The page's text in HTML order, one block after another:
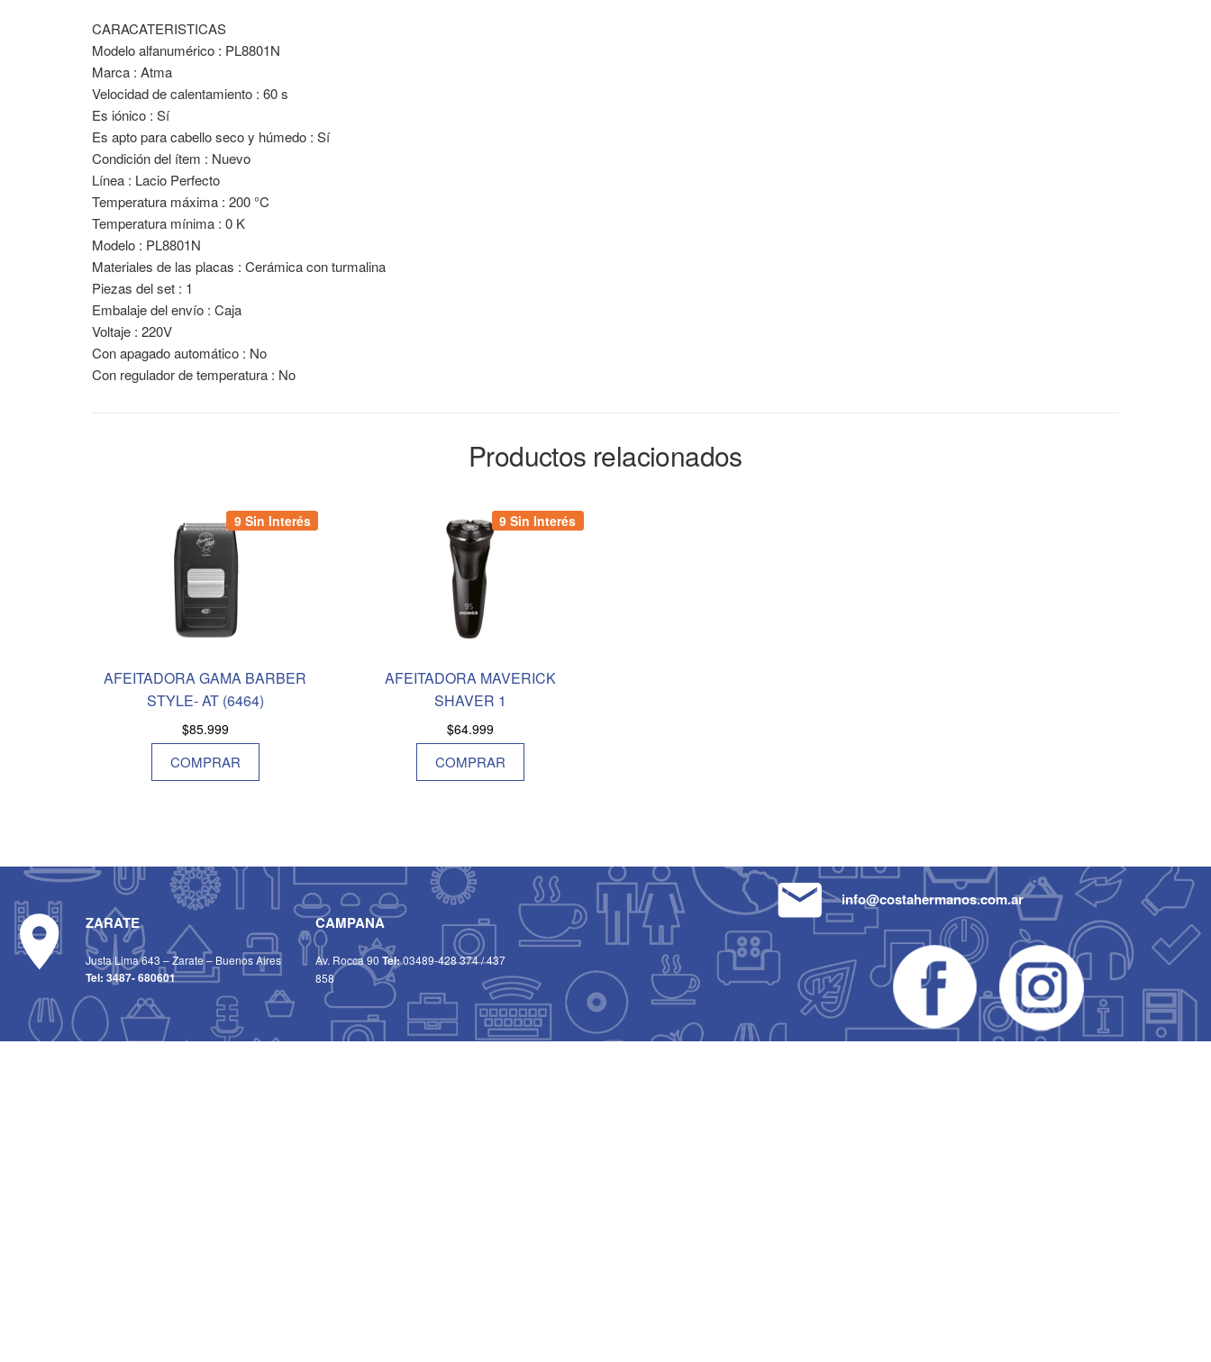
CARACATERISTICAS
Modelo alfanumérico : PL8801N
Marca : Atma
Velocidad de calentamiento : 60 s
Es iónico : Sí
Es apto para cabello seco y húmedo : Sí
Condición del ítem : Nuevo
Línea : Lacio Perfecto
Temperatura máxima : 200 °C
Temperatura mínima : 0 K
Modelo : PL8801N
Materiales de las placas : Cerámica con turmalina
Piezas del set : 1
Embalaje del envío : Caja
Voltaje : 220V
Con apagado automático : No
Con regulador de temperatura : No
Productos relacionados
9 Sin Interés
AFEITADORA GAMA BARBER
STYLE- AT (6464)
$85.999
COMPRAR
9 Sin Interés
AFEITADORA MAVERICK
SHAVER 1
$64.999
COMPRAR
ZARATE
Justa Lima 643 – Zarate – Buenos Aires
Tel: 3487- 680601
CAMPANA
Av. Rocca 90Tel:03489-428 374/437
858
info@costahermanos.com.ar